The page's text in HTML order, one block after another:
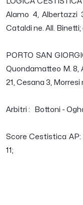
Alamo 4, Albertazzi
Cataldi ne. All. Binetti;
PORTO SAN
Quondamatteo M. 8,
21, Cesana 3,
Arbitri : Bottoni -
Score Cestistica AP:
11;